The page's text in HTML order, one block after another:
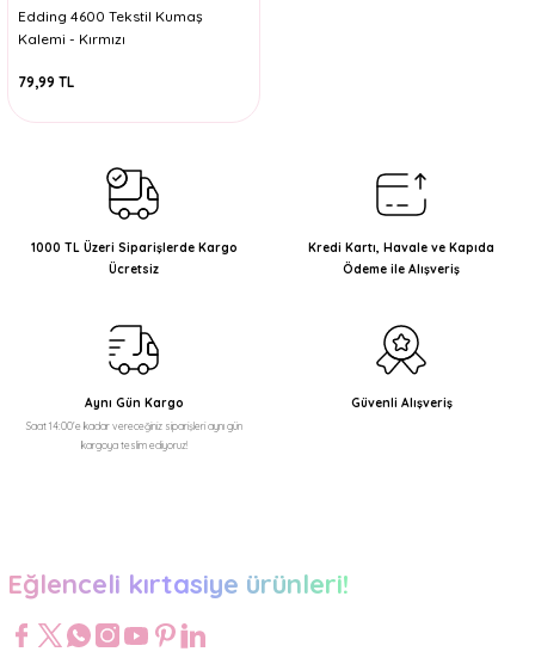
Edding 4600 Tekstil Kumaş
Kalemi - Kırmızı
79,99 TL
1000 TL Üzeri Siparişlerde Kargo
Ücretsiz
Kredi Kartı, Havale ve Kapıda
Ödeme ile Alışveriş
Aynı Gün Kargo
Saat 14:00'e kadar vereceğiniz siparişleri aynı gün
kargoya teslim ediyoruz!
Güvenli Alışveriş
Eğlenceli kırtasiye ürünleri!